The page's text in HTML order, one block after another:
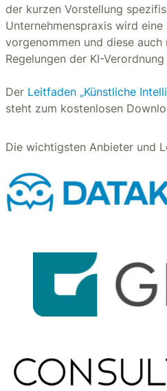
der kurzen Vorstellung
Unternehmenspraxis wird
vorgenommen und diese
Regelungen der KI-
Der Leitfaden „Künstliche
steht zum kostenlosen
Die wichtigsten Anbieter und